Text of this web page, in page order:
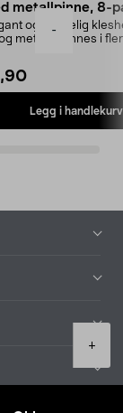
-
+
metallpinne, 8-
og skikkelig
metall – finnes i
Legg i handlekurv